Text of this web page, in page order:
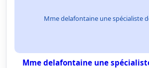
Mme delafontaine une spécialiste
Mme delafontaine une